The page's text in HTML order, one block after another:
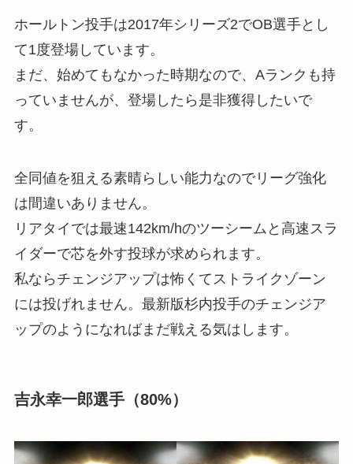
ホールトン投手は2017年シリーズ2でOB選手とし
て1度登場しています。
まだ、始めてもなかった時期なので、Aランクも持
っていませんが、登場したら是非獲得したいで
す。
全同値を狙える素晴らしい能力なのでリーグ強化
は間違いありません。
リアタイでは最速142km/hのツーシームと高速スラ
イダーで芯を外す投球が求められます。
私ならチェンジアップは怖くてストライクゾーン
には投げれません。最新版杉内投手のチェンジア
ップのようになればまだ戦える気はします。
吉永幸一郎選手（80%）